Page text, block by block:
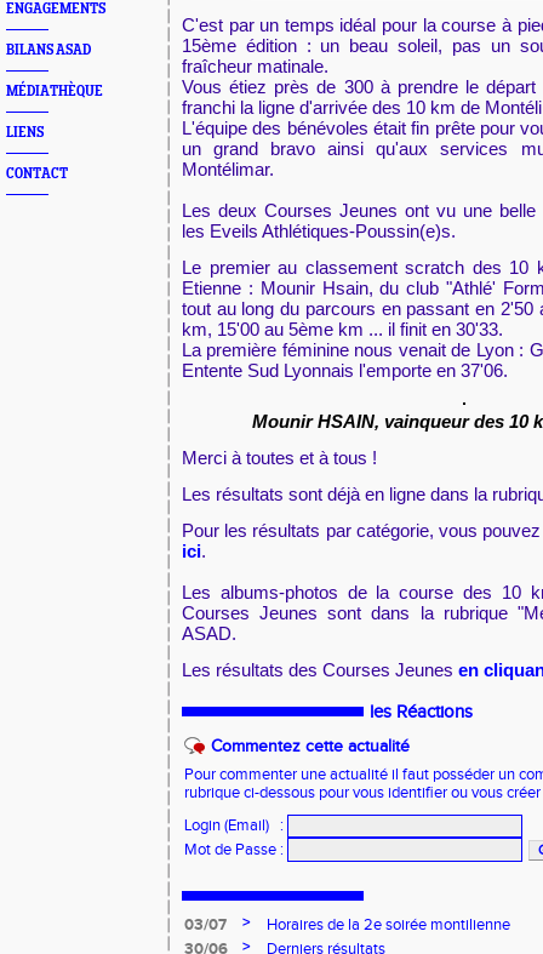
ENGAGEMENTS
BILANS ASAD
MÉDIATHÈQUE
LIENS
CONTACT
C'est par un temps idéal pour la course à
15ème édition : un beau soleil, pas un
fraîcheur matinale.
Vous étiez près de 300 à prendre le
franchi la ligne d'arrivée des 10 km de
L'équipe des bénévoles était fin prête pour
un grand bravo ainsi qu'aux services
Montélimar.
Les deux Courses Jeunes ont vu une belle
les Eveils Athlétiques-Poussin(e)s.
Le premier au classement scratch des 10
Etienne : Mounir Hsain, du club "Athlé'
tout au long du parcours en passant en
km, 15'00 au 5ème km ... il finit en 30'33.
La première féminine nous venait de Lyon :
Entente Sud Lyonnais l'emporte en 37'06.
Mounir HSAIN, vainqueur des 10
Merci à toutes et à tous !
Les résultats sont déjà en ligne dans la
Pour les résultats par catégorie, vous
ici.
Les albums-photos de la course des 10
Courses Jeunes sont dans la rubrique
ASAD.
Les résultats des Courses Jeunes en
les Réactions
Commentez cette actualité
Pour commenter une actualité il faut posséder un
rubrique ci-dessous pour vous identifier ou vous
Login (Email)
:
Mot de Passe :
03/07 >
Horaires de la 2e soirée montilienne
30/06
>
Derniers résultats